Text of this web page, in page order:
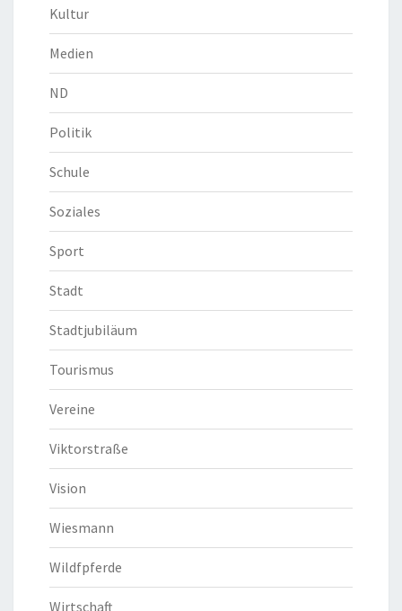
Kultur
Medien
ND
Politik
Schule
Soziales
Sport
Stadt
Stadtjubiläum
Tourismus
Vereine
Viktorstraße
Vision
Wiesmann
Wildfpferde
Wirtschaft